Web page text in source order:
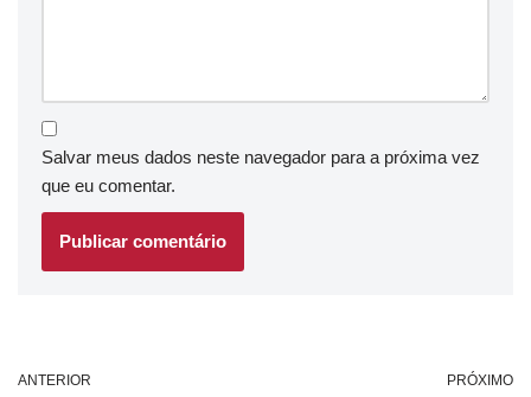
Salvar meus dados neste navegador para a próxima vez
que eu comentar.
ANTERIOR PRÓXIMO